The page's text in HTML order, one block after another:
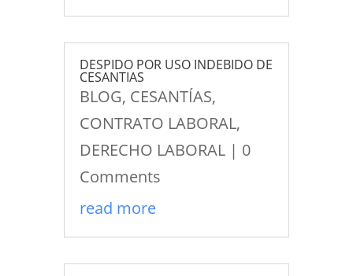
DESPIDO POR USO INDEBIDO DE
CESANTIAS
BLOG, CESANTÍAS,
CONTRATO LABORAL,
DERECHO LABORAL| 0
Comments
read more